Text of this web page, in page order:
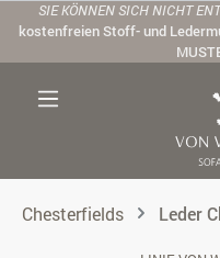
Zum Hauptinhalt springen
SIE KÖNNEN SICH NICHT
kostenfreien Stoff- und
Chesterfields Leder